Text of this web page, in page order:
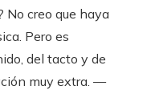
No creo que haya
Pero es
del tacto y de
muy extra. —